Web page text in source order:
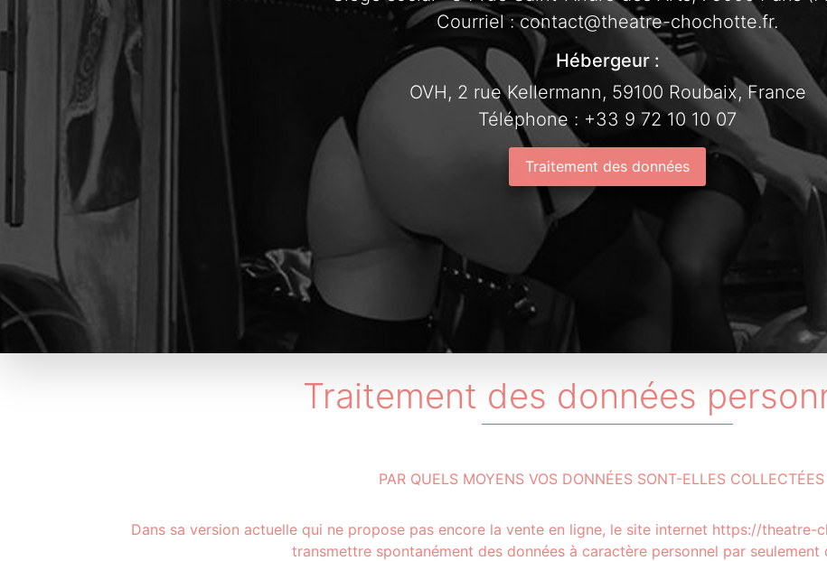
Courriel : contact@theatre-chochotte.fr.
Hébergeur :
OVH, 2 rue Kellermann, 59100 Roubaix, France
Téléphone : +33 9 72 10 10 07
Traitement des données
Traitement des données
PAR QUELS MOYENS VOS DONNÉES SONT-ELLES
Dans sa version actuelle qui ne propose pas encore la vente en ligne, le site internet https://
transmettre spontanément des données à caractère personnel par seulement